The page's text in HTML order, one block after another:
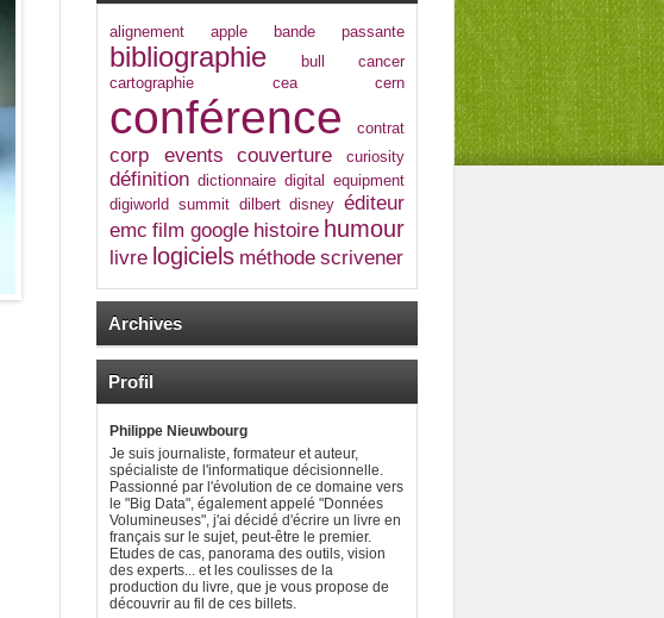
alignement apple bande passante
bibliographie bull
cancer
cartographie
cea cern
conférence contrat
corp events couverture curiosity
définition dictionnaire digital equipment
digiworld summit dilbert disney éditeur
emc film google histoire humour
livre logiciels méthode scrivener
Archives
Profil
Philippe Nieuwbourg
Je suis journaliste, formateur et auteur,
spécialiste de l'informatique décisionnelle.
Passionné par l'évolution de ce domaine vers
le "Big Data", également appelé "Données
Volumineuses", j'ai décidé d'écrire un livre en
français sur le sujet, peut-être le premier.
Etudes de cas, panorama des outils, vision
des experts... et les coulisses de la
production du livre, que je vous propose de
découvrir au fil de ces billets.